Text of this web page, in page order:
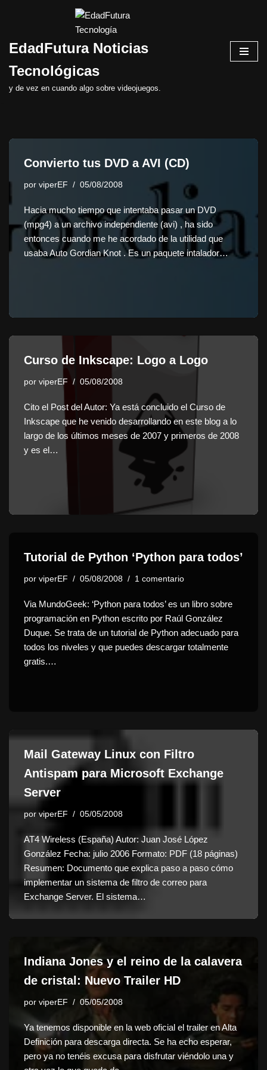
al
EdadFutura Noticias
Tecnológicas
y de vez en cuando algo sobre videojuegos.
Convierto tus DVD a AVI (CD)
por viperEF 05/08/2008
Hacia mucho tiempo que intentaba pasar un DVD
(mpg4) a un archivo independiente (avi) , ha sido
entonces cuando me he acordado de la utilidad que
usaba Auto Gordian Knot . Es un paquete intalador…
Curso de Inkscape: Logo a Logo
por viperEF 05/08/2008
Cito el Post del Autor: Ya está concluido el Curso de
Inkscape que he venido desarrollando en este blog a lo
largo de los últimos meses de 2007 y primeros de 2008
y es el…
Tutorial de Python ‘Python para todos’
por viperEF 05/08/2008 1 comentario
Via MundoGeek: ‘Python para todos’ es un libro sobre
programación en Python escrito por Raúl González
Duque. Se trata de un tutorial de Python adecuado para
todos los niveles y que puedes descargar totalmente
gratis.…
Mail Gateway Linux con Filtro
Antispam para Microsoft Exchange
Server
por viperEF 05/05/2008
AT4 Wireless (España) Autor: Juan José López
González Fecha: julio 2006 Formato: PDF (18 páginas)
Resumen: Documento que explica paso a paso cómo
implementar un sistema de filtro de correo para
Exchange Server. El sistema…
Indiana Jones y el reino de la calavera
de cristal: Nuevo Trailer HD
por viperEF 05/05/2008
Ya tenemos disponible en la web oficial el trailer en Alta
Definición para descarga directa. Se ha echo esperar,
pero ya no tenéis excusa para disfrutar viéndolo una y